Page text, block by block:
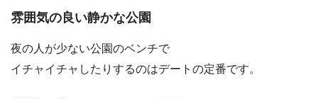
雰囲気の良い静かな公園
夜の人が少ない公園のベンチで
イチャイチャしたりするのはデートの定番です。